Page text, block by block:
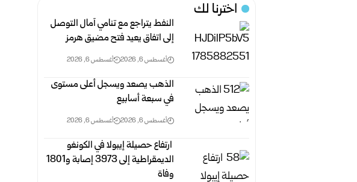
اخترنا لك
النفط يتراجع مع تنامي آمال التوصل
إلى اتفاق يعيد فتح مضيق هرمز
أغسطس 6, 2026 أغسطس 6, 2026
الذهب يصعد ويسجل أعلى مستوى
في سبعة أسابيع
أغسطس 6, 2026 أغسطس 6, 2026
‏ ارتفاع حصيلة إيبولا في الكونغو
الديمقراطية إلى 3973 إصابة و1801
وفاة